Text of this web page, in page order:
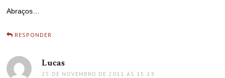
Abraços…
RESPONDER
Lucas
25 DE NOVEMBRO DE 2011 ÀS 15:13